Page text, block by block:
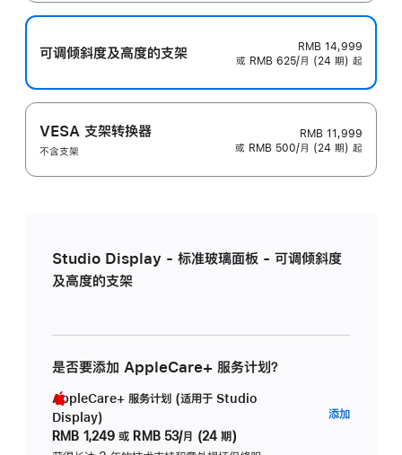
可调倾斜度及高‍度的支‍架
RMB 14,999
或 RMB 625/月 (24 期) 起
VESA 支架转换器
不含支架
RMB 11,999
或 RMB 500/月 (24 期) 起
Studio Display - 标准玻璃面板 - 可调倾斜度
及高度的支架
是否要添加 AppleCare+ 服务计划？
AppleCare+ 服务计划 (适用于 Studio
Display)
RMB 1,249 或 RMB 53/月 (24 期)
添加